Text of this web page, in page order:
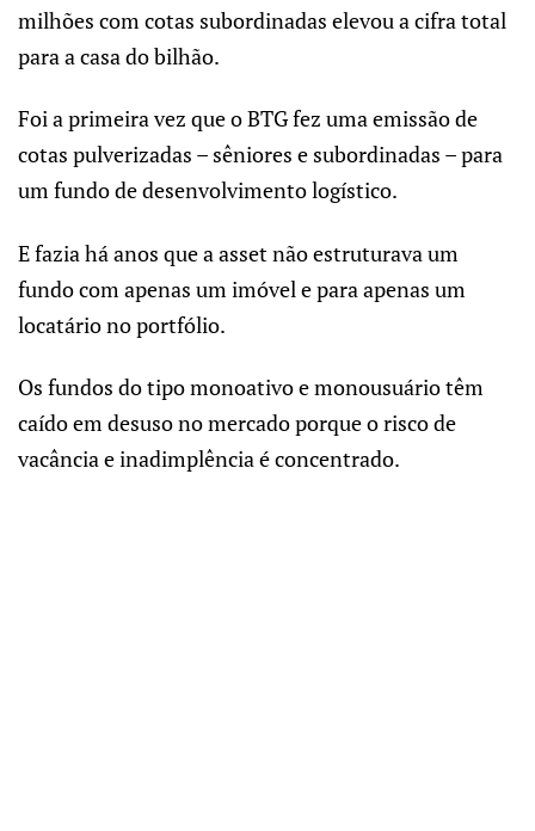
milhões com cotas subordinadas elevou a cifra total
para a casa do bilhão.
Foi a primeira vez que o BTG fez uma emissão de
cotas pulverizadas – sêniores e subordinadas – para
um fundo de desenvolvimento logístico.
E fazia há anos que a asset não estruturava um
fundo com apenas um imóvel e para apenas um
locatário no portfólio.
Os fundos do tipo monoativo e monousuário têm
caído em desuso no mercado porque o risco de
vacância e inadimplência é concentrado.